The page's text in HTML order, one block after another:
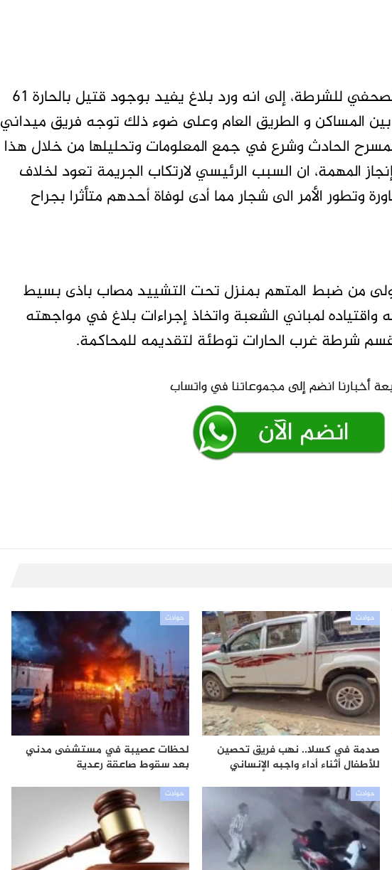
وتعود التفاصيل طبقا للمكتب الصحفي للشرطة، إلى انه ورد بلاغ يفيد بوجود قتيل بالحارة 61
المساكن و الطريق العام وعلى ضوء ذلك توجه فريق ميداني
الحادث وشرع في جمع المعلومات وتحليلها من خلال هذا
المهمة، ان السبب الرئيسي لارتكاب الجريمة تعود لخلاف
وتطور الأمر الى شجار مما أدى لوفاة أحدهم متأثرا بجراح
من ضبط المتهم بمنزل تحت التشييد مصاب باذى بسيط
واقتياده لمباني الشعبة واتخاذ إجراءات بلاغ في مواجهته
حوادث
صدمة في كسلا.. نهب فريق تحصين
للأطفال أثناء أداء واجبه الإنساني
حوادث
لحظات عصيبة في مستشفى مدني
بعد سقوط صاعقة رعدية
حوادث حوادث